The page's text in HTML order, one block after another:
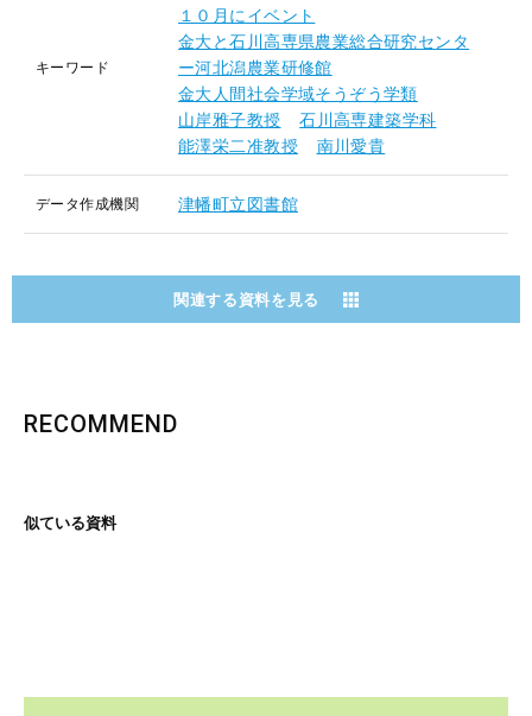
キーワード
１０月にイベント
金大と石川高専県農業総合研究センタ
ー河北潟農業研修館
金大人間社会学域そうぞう学類
山岸雅子教授
石川高専建築学科
能澤栄二准教授
南川愛貴
データ作成機関 津幡町立図書館
関連する資料を見る
RECOMMEND
似ている資料